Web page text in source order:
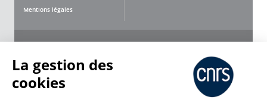
Mentions légales
La gestion des
cookies